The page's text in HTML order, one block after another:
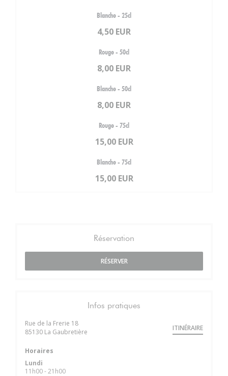
Blanche - 25cl
4,50 EUR
Rouge - 50cl
8,00 EUR
Blanche - 50cl
8,00 EUR
Rouge - 75cl
15,00 EUR
Blanche - 75cl
15,00 EUR
Réservation
RÉSERVER
Infos pratiques
Rue de la Frerie 18
85130 La Gaubretière
ITINÉRAIRE
Horaires
Lundi
11h00 - 21h00